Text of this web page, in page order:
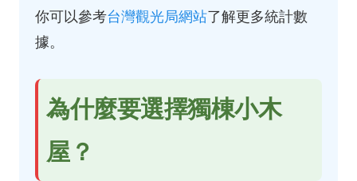
你可以參考台灣觀光局網站了解更多統計數
據。
為什麼要選擇獨棟小木
屋？